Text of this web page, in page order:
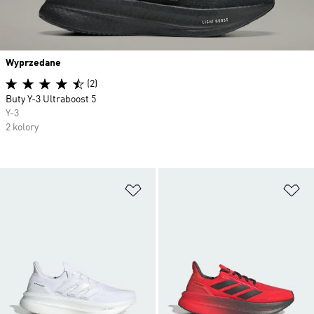
Wyprzedane
(2)
Buty Y-3 Ultraboost 5
Y-3
2 kolory